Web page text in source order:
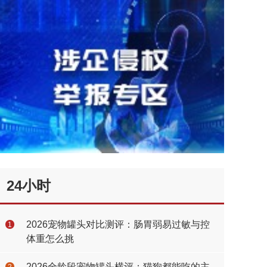
24小时
1
2026宠物罐头对比测评：肠胃弱易过敏与控
体重怎么挑